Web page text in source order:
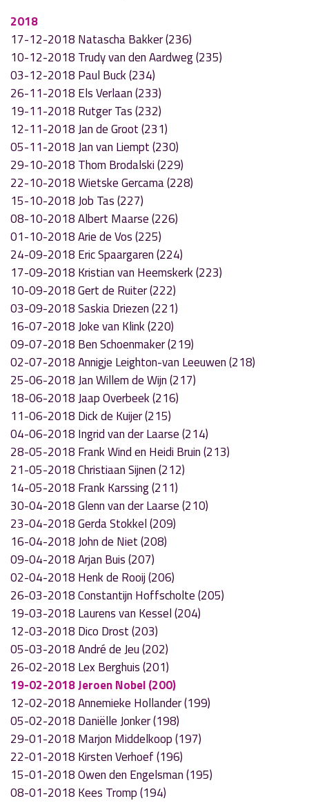
2018
17-12-2018 Natascha Bakker (236)
10-12-2018 Trudy van den Aardweg (235)
03-12-2018 Paul Buck (234)
26-11-2018 Els Verlaan (233)
19-11-2018 Rutger Tas (232)
12-11-2018 Jan de Groot (231)
05-11-2018 Jan van Liempt (230)
29-10-2018 Thom Brodalski (229)
22-10-2018 Wietske Gercama (228)
15-10-2018 Job Tas (227)
08-10-2018 Albert Maarse (226)
01-10-2018 Arie de Vos (225)
24-09-2018 Eric Spaargaren (224)
17-09-2018 Kristian van Heemskerk (223)
10-09-2018 Gert de Ruiter (222)
03-09-2018 Saskia Driezen (221)
16-07-2018 Joke van Klink (220)
09-07-2018 Ben Schoenmaker (219)
02-07-2018 Annigje Leighton-van Leeuwen (218)
25-06-2018 Jan Willem de Wijn (217)
18-06-2018 Jaap Overbeek (216)
11-06-2018 Dick de Kuijer (215)
04-06-2018 Ingrid van der Laarse (214)
28-05-2018 Frank Wind en Heidi Bruin (213)
21-05-2018 Christiaan Sijnen (212)
14-05-2018 Frank Karssing (211)
30-04-2018 Glenn van der Laarse (210)
23-04-2018 Gerda Stokkel (209)
16-04-2018 John de Niet (208)
09-04-2018 Arjan Buis (207)
02-04-2018 Henk de Rooij (206)
26-03-2018 Constantijn Hoffscholte (205)
19-03-2018 Laurens van Kessel (204)
12-03-2018 Dico Drost (203)
05-03-2018 André de Jeu (202)
26-02-2018 Lex Berghuis (201)
19-02-2018 Jeroen Nobel (200)
12-02-2018 Annemieke Hollander (199)
05-02-2018 Daniëlle Jonker (198)
29-01-2018 Marjon Middelkoop (197)
22-01-2018 Kirsten Verhoef (196)
15-01-2018 Owen den Engelsman (195)
08-01-2018 Kees Tromp (194)